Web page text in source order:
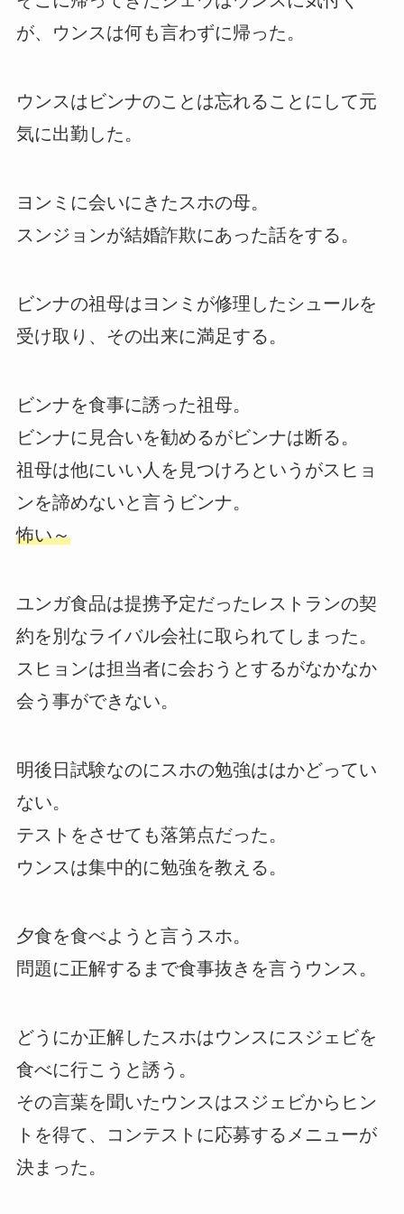
が、ウンスは何も言わずに帰った。
ウンスはビンナのことは忘れることにして元
気に出勤した。
ヨンミに会いにきたスホの母。
スンジョンが結婚詐欺にあった話をする。
ビンナの祖母はヨンミが修理したシュールを
受け取り、その出来に満足する。
ビンナを食事に誘った祖母。
ビンナに見合いを勧めるがビンナは断る。
祖母は他にいい人を見つけろというがスヒョ
ンを諦めないと言うビンナ。
怖い～
ユンガ食品は提携予定だったレストランの契
約を別なライバル会社に取られてしまった。
スヒョンは担当者に会おうとするがなかなか
会う事ができない。
明後日試験なのにスホの勉強ははかどってい
ない。
テストをさせても落第点だった。
ウンスは集中的に勉強を教える。
夕食を食べようと言うスホ。
問題に正解するまで食事抜きを言うウンス。
どうにか正解したスホはウンスにスジェビを
食べに行こうと誘う。
その言葉を聞いたウンスはスジェビからヒン
トを得て、コンテストに応募するメニューが
決まった。